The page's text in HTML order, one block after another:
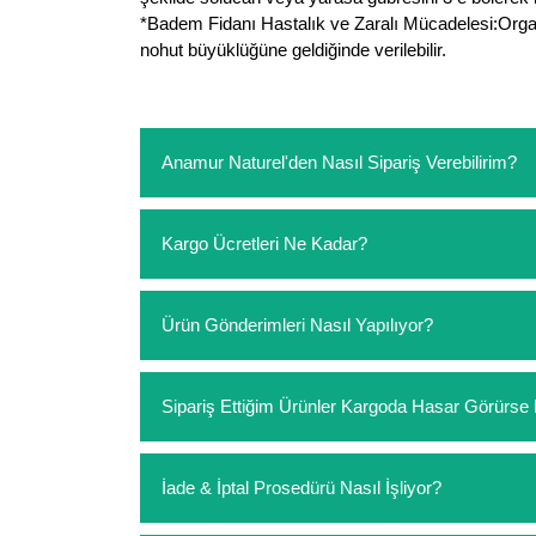
*Badem Fidanı Hastalık ve Zaralı
nohut büyüklüğüne geldiğinde verilebilir.
Anamur Naturel'den Nasıl Sipariş Verebilirim?
sipariş verebilirsiniz. Sitemizden vereceğiniz
ödeme yoktur.
Kargo Ücretleri Ne Kadar?
siparişlerinizde sepetinizdeki ürünleri
Ürün Gönderimleri Nasıl Yapılıyor?
Sipariş Ettiğim Ürünler Kargoda Hasar
hasar görmüş ise hemen bizimle iletişime
İade & İptal Prosedürü Nasıl İşliyor?